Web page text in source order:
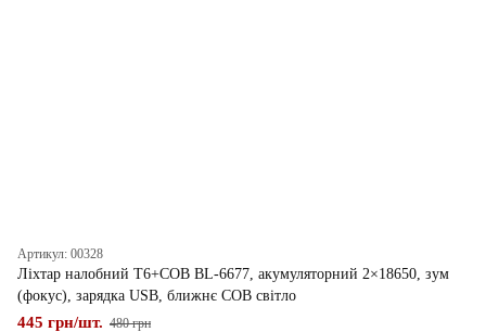
Артикул: 00328
Ліхтар налобний T6+COB BL-6677, акумуляторний 2×18650, зум
(фокус), зарядка USB, ближнє COB світло
445 грн/шт. 480 грн